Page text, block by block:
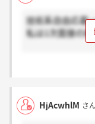
技術系自由応募
私は1次面接の
HjAcwhlM さ